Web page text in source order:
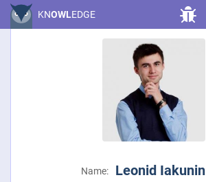
KNOWLEDGE
Name: Leonid Iakunin